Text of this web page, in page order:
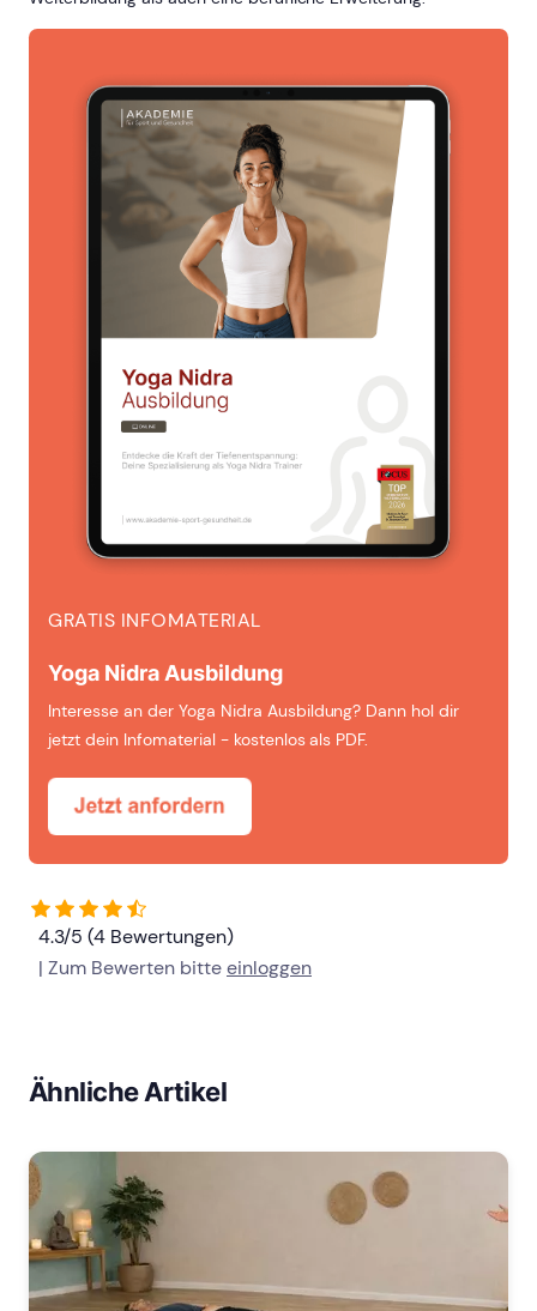
GRATIS INFOMATERIAL
Yoga Nidra Ausbildung
Interesse an der Yoga Nidra Ausbildung? Dann hol dir
jetzt dein Infomaterial - kostenlos als PDF.
4.3/5 (4 Bewertungen)
| Zum Bewerten bitteeinloggen
Ähnliche Artikel